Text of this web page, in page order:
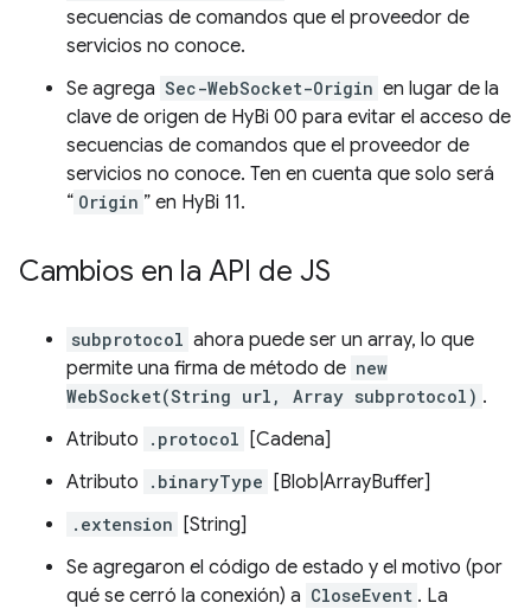
secuencias de comandos que el proveedor de
servicios no conoce.
Se agrega Sec-WebSocket-Origin en lugar de la
clave de origen de HyBi 00 para evitar el acceso de
secuencias de comandos que el proveedor de
servicios no conoce. Ten en cuenta que solo será
“ Origin ” en HyBi 11.
Cambios en la API de JS
subprotocol ahora puede ser un array, lo que
permite una firma de método de new
WebSocket(String url, Array subprotocol) .
Atributo
.protocol
[Cadena]
Atributo
.binaryType [Blob|ArrayBuffer]
.extension
[String]
Se agregaron el código de estado y el motivo (por
qué se cerró la conexión) a CloseEvent . La